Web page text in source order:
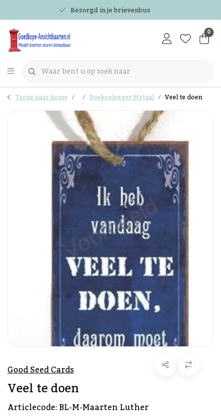
Bezorgd in je brievenbus
0
Terug naar home Boekenlegger Metaal Veel te doen
Good Seed Cards
Veel te doen
Articlecode:BL-M-Maarten Luther